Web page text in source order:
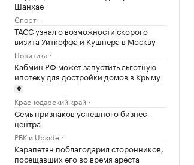
Шанхае
Спорт
ТАСС узнал о возможности скорого
визита Уиткоффа и Кушнера в Москву
Политика
Кабмин РФ может запустить льготную
ипотеку для достройки домов в Крыму
Краснодарский край
Семь признаков успешного бизнес-
центра
РБК и Upside
Карапетян поблагодарил сторонников,
посещавших его во время ареста